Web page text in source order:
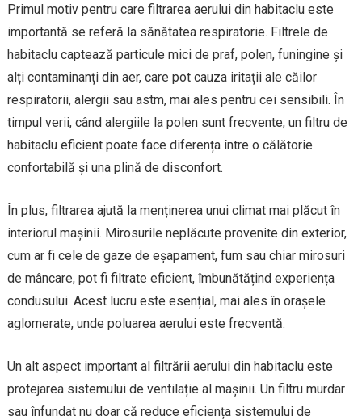
Primul motiv pentru care filtrarea aerului din habitaclu este
importantă se referă la sănătatea respiratorie. Filtrele de
habitaclu captează particule mici de praf, polen, funingine și
alți contaminanți din aer, care pot cauza iritații ale căilor
respiratorii, alergii sau astm, mai ales pentru cei sensibili. În
timpul verii, când alergiile la polen sunt frecvente, un filtru de
habitaclu eficient poate face diferența între o călătorie
confortabilă și una plină de disconfort.
În plus, filtrarea ajută la menținerea unui climat mai plăcut în
interiorul mașinii. Mirosurile neplăcute provenite din exterior,
cum ar fi cele de gaze de eșapament, fum sau chiar mirosuri
de mâncare, pot fi filtrate eficient, îmbunătățind experiența
condusului. Acest lucru este esențial, mai ales în orașele
aglomerate, unde poluarea aerului este frecventă.
Un alt aspect important al filtrării aerului din habitaclu este
protejarea sistemului de ventilație al mașinii. Un filtru murdar
sau înfundat nu doar că reduce eficiența sistemului de